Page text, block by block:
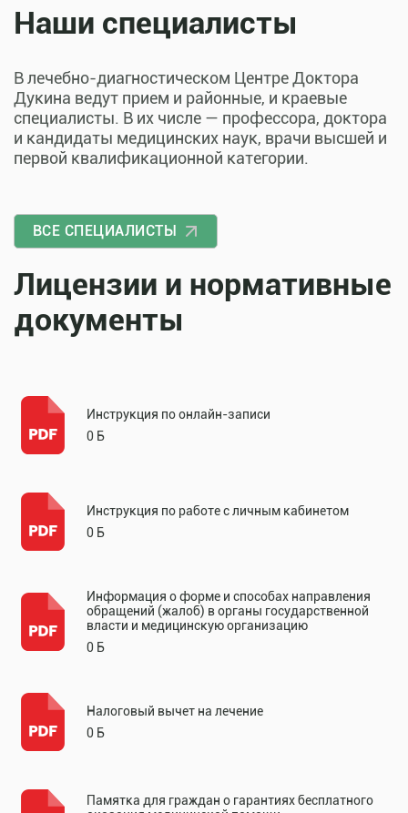
Наши специалисты
В лечебно-диагностическом Центре Доктора
Дукина ведут прием и районные, и краевые
специалисты. В их числе — профессора, доктора
и кандидаты медицинских наук, врачи высшей и
первой квалификационной категории.
ВСЕ СПЕЦИАЛИСТЫ
Лицензии и нормативные
документы
Инструкция по онлайн-записи
0 Б
Инструкция по работе с личным кабинетом
0 Б
Информация о форме и способах направления
обращений (жалоб) в органы государственной
власти и медицинскую организацию
0 Б
Налоговый вычет на лечение
0 Б
Памятка для граждан о гарантиях бесплатного